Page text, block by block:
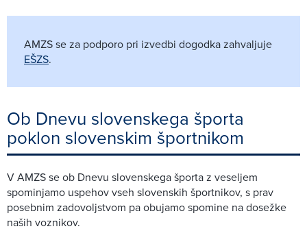
AMZS se za podporo pri izvedbi dogodka zahvaljuje
EŠZS.
Ob Dnevu slovenskega športa
poklon slovenskim športnikom
V AMZS se ob Dnevu slovenskega športa z veseljem
spominjamo uspehov vseh slovenskih športnikov, s prav
posebnim zadovoljstvom pa obujamo spomine na dosežke
naših voznikov.